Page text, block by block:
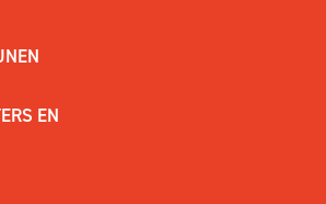
EN